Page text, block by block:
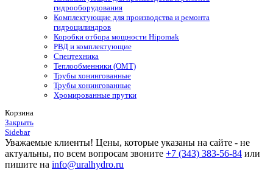
гидрооборудования
Комплектующие для производства и ремонта
гидроцилиндров
Коробки отбора мощности Hipomak
РВД и комплектующие
Спецтехника
Теплообменники (OMT)
Трубы хонингованные
Трубы хонингованные
Хромированные прутки
Корзина
Закрыть
Sidebar
Уважаемые клиенты! Цены, которые указаны на сайте - не
актуальны, по всем вопросам звоните +7 (343) 383-56-84 или
пишите на info@uralhydro.ru